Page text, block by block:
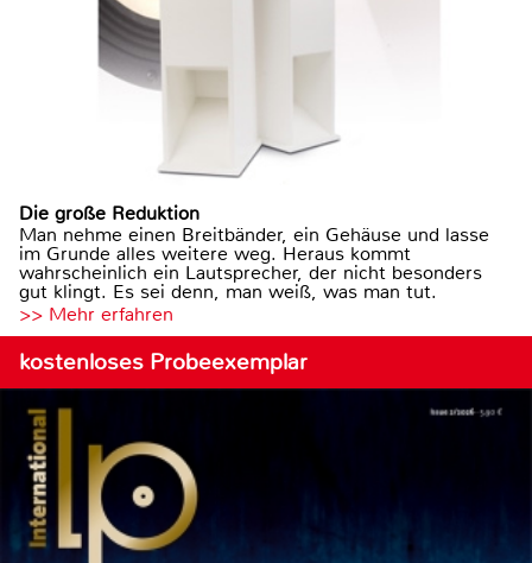
Die große Reduktion
Man nehme einen Breitbänder, ein Gehäuse und lasse
im Grunde alles weitere weg. Heraus kommt
wahrscheinlich ein Lautsprecher, der nicht besonders
gut klingt. Es sei denn, man weiß, was man tut.
>> Mehr erfahren
kostenloses Probeexemplar